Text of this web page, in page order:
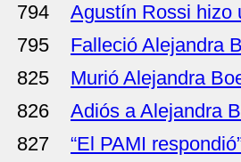
794
Agustín Rossi hizo
795
Falleció Alejandra
825
Murió Alejandra
826
Adiós a Alejandra
827
“El PAMI